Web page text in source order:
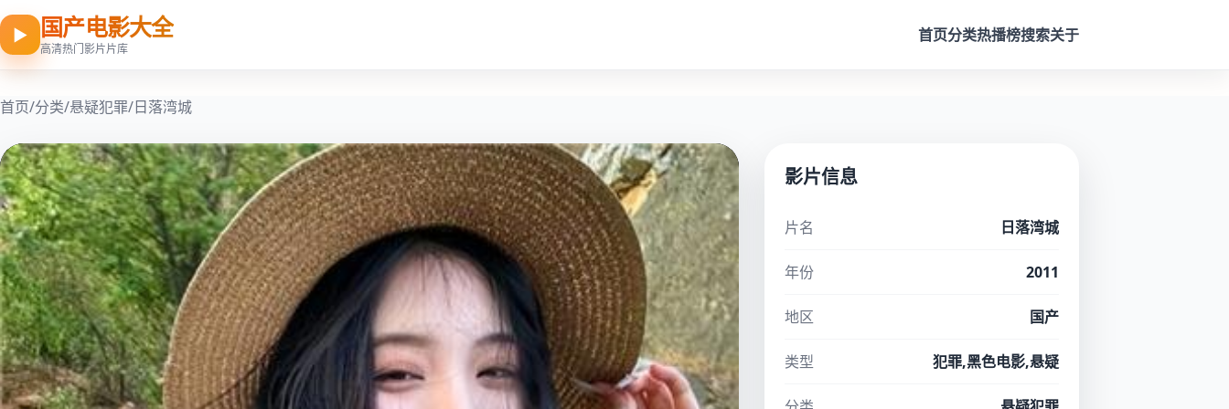
▶ 国产电影大全
高清热门影片片库
首页分类热播榜搜索关于
首页/分类/悬疑犯罪/日落湾城
影片信息
片名 日落湾城
年份 2011
地区 国产
类型 犯罪,黑色电影,悬疑